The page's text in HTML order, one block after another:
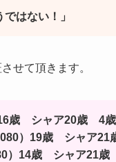
はない！」
せて頂きます。
16歳 シャア20歳 4
）19歳 シャア
）14歳 シャア21